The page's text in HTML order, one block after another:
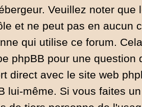
Veuillez noter
et ne peut pas en aucun
qui utilise ce forum.
phpBB pour une
direct avec le site web
lui-même. Si vous faites